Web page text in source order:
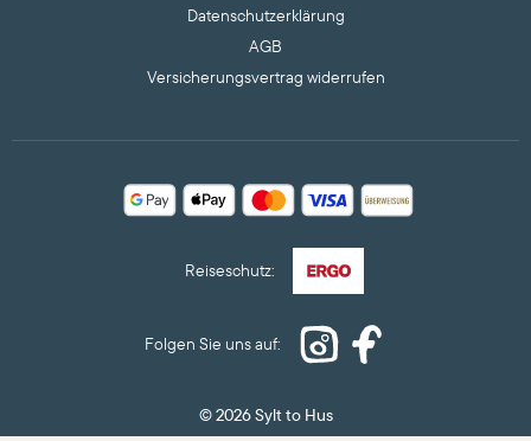
Datenschutzerklärung
AGB
Versicherungsvertrag widerrufen
© 2026 Sylt to Hus